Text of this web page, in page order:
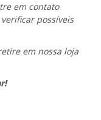
em contato
possíveis
em nossa loja